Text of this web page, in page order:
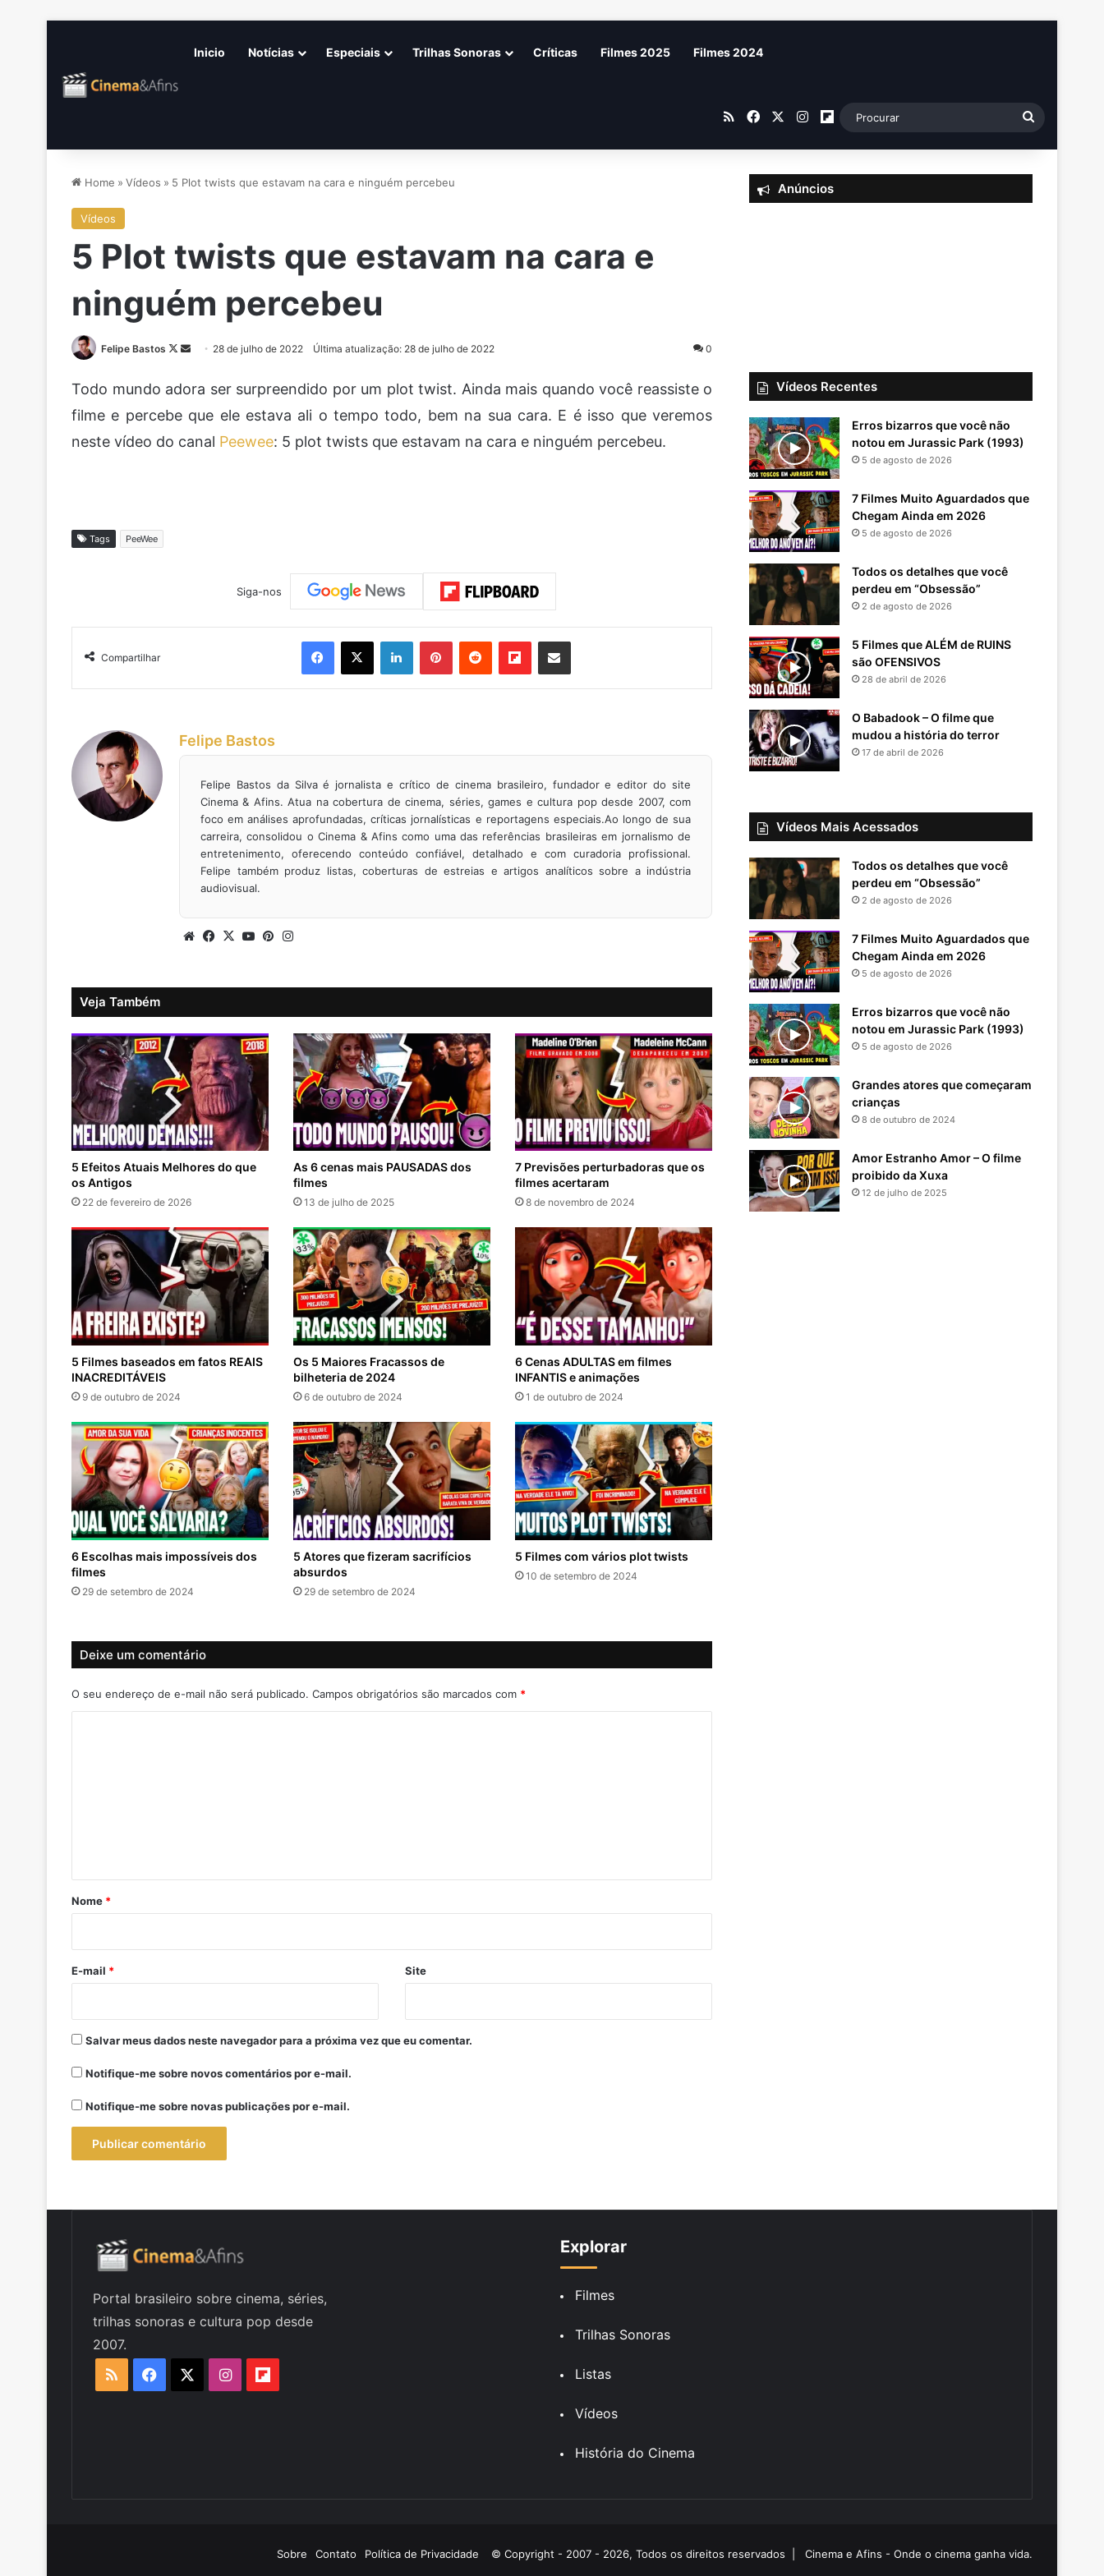
Inicio Notícias Especiais Trilhas Sonoras Críticas Filmes 2025 Filmes 2024
RSSFacebookInstagram
Flipboard Procurar
Home » Vídeos » 5 Plot twists que estavam na cara e ninguém percebeu
Vídeos
5 Plot twists que estavam na cara e
ninguém percebeu
Felipe Bastos
Follow
X
Mande
e-
28 de julho de 2022 Última atualização: 28 de julho de 2022 0
Todo mundo adora ser surpreendido por um plot twist. Ainda mais quando você reassiste o
filme e percebe que ele estava ali o tempo todo, bem na sua cara. E é isso que veremos
neste vídeo do canal Peewee: 5 plot twists que estavam na cara e ninguém percebeu.
Tags PeeWee
Siga-nos
Compartilhar
Facebook
X LinkedinPinterestReddit FlipboardCompartilhar via e-mail
Felipe Bastos
Felipe Bastos da Silva é jornalista e crítico de cinema brasileiro, fundador e editor do site
Cinema & Afins. Atua na cobertura de cinema, séries, games e cultura pop desde 2007, com
foco em análises aprofundadas, críticas jornalísticas e reportagens especiais.Ao longo de sua
carreira, consolidou o Cinema & Afins como uma das referências brasileiras em jornalismo de
entretenimento, oferecendo conteúdo confiável, detalhado e com curadoria profissional.
Felipe também produz listas, coberturas de estreias e artigos analíticos sobre a indústria
audiovisual.
WebsiteFacebook
X YouTubePinterest
Veja Também
5 Efeitos Atuais Melhores do que
os Antigos
22 de fevereiro de 2026
As 6 cenas mais PAUSADAS dos
filmes
13 de julho de 2025
7 Previsões perturbadoras que os
filmes acertaram
8 de novembro de 2024
5 Filmes baseados em fatos REAIS
INACREDITÁVEIS
9 de outubro de 2024
Os 5 Maiores Fracassos de
bilheteria de 2024
6 de outubro de 2024
6 Cenas ADULTAS em filmes
INFANTIS e animações
1 de outubro de 2024
6 Escolhas mais impossíveis dos
filmes
29 de setembro de 2024
5 Atores que fizeram sacrifícios
absurdos
29 de setembro de 2024
5 Filmes com vários plot twists
10 de setembro de 2024
Deixe um comentário
O seu endereço de e-mail não será publicado. Campos obrigatórios são marcados com *
r
*
Nome *
E-mail * Site
Salvar meus dados neste navegador para a próxima vez que eu comentar.
Notifique-me sobre novos comentários por e-mail.
Notifique-me sobre novas publicações por e-mail.
Anúncios
Vídeos Recentes
Erros bizarros que você não
notou em Jurassic Park (1993)
5 de agosto de 2026
7 Filmes Muito Aguardados que
Chegam Ainda em 2026
5 de agosto de 2026
Todos os detalhes que você
perdeu em “Obsessão”
2 de agosto de 2026
5 Filmes que ALÉM de RUINS
são OFENSIVOS
28 de abril de 2026
O Babadook – O filme que
mudou a história do terror
17 de abril de 2026
Vídeos Mais Acessados
Todos os detalhes que você
perdeu em “Obsessão”
2 de agosto de 2026
7 Filmes Muito Aguardados que
Chegam Ainda em 2026
5 de agosto de 2026
Erros bizarros que você não
notou em Jurassic Park (1993)
5 de agosto de 2026
Grandes atores que começaram
crianças
8 de outubro de 2024
Amor Estranho Amor – O filme
proibido da Xuxa
12 de julho de 2025
Portal brasileiro sobre cinema, séries,
trilhas sonoras e cultura pop desde
2007.
RSS Facebook Instagram
Explorar
Filmes
Trilhas Sonoras
Listas
Vídeos
História do Cinema
© Copyright - 2007 - 2026, Todos os direitos reservados | Cinema e Afins - Onde o cinema ganha vida.
Sobre Contato Política de Privacidade